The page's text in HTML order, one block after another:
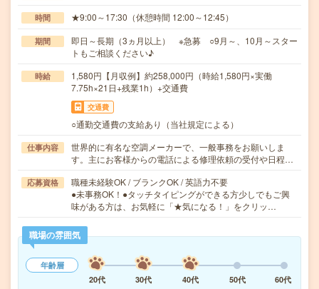
時間 ★9:00～17:30（休憩時間 12:00～12:45）
期間
即日～長期（3ヵ月以上） ※急募 ○9月～、10月～スター
トもご相談ください♪
時給
1,580円【月収例】約258,000円（時給1,580円×実働
7.75h×21日+残業1h）+交通費
交通費
○通勤交通費の支給あり（当社規定による）
仕事内容
世界的に有名な空調メーカーで、一般事務をお願いしま
す。主にお客様からの電話による修理依頼の受付や日程…
応募資格
職種未経験OK / ブランクOK / 英語力不要
●未事務OK！●タッチタイピングができる方少しでもご興
味がある方は、お気軽に「★気になる！」をクリッ…
職場の雰囲気
年齢層
20代
30代 40代 50代
60代